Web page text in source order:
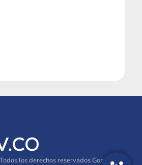
los derechos reservados Gobierno